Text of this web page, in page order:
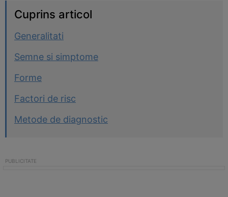
Cuprins articol
Generalitati
Semne si simptome
Forme
Factori de risc
Metode de diagnostic